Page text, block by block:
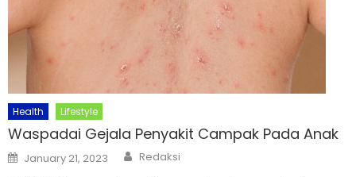
Health Lifestyle
Waspadai Gejala Penyakit Campak Pada Anak
Posted
on
January 21, 2023 Author
Redaksi